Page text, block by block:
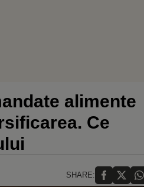
alimente
Ce
SHARE: